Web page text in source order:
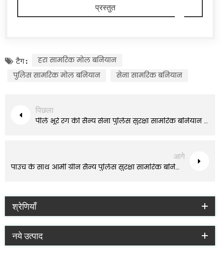
टैग :
हरा सामरिक मोल बनियान
पुलिस सामरिक मोल बनियान
सेना सामरिक बनियान
पिछला
पीले भूरे रंग की सैन्य सेना पुलिस सुरक्षा सामरिक बनियान पाउच के साथ
आगे
पाउच के साथ आर्मी ग्रीन सैन्य पुलिस सुरक्षा सामरिक बनियान
श्रेणियाँ
नये उत्पाद